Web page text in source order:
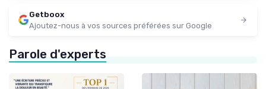
Getboox
Ajoutez-nous à vos sources préférées sur Google
Parole d'experts